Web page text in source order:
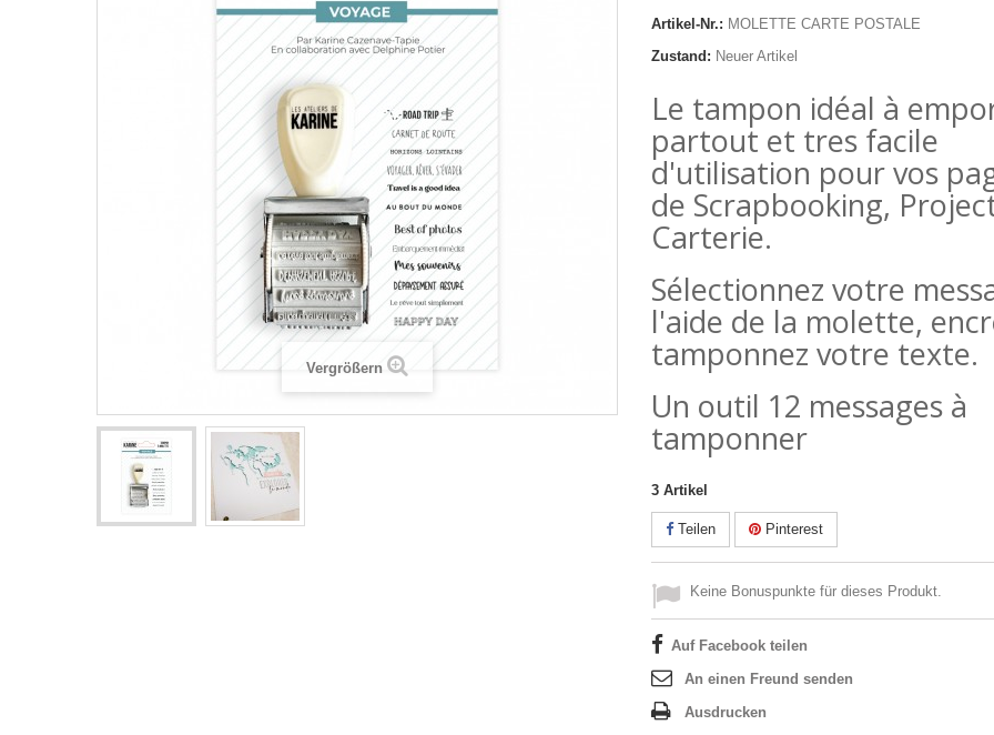
Vergrößern
Artikel-Nr.: MOLETTE CARTE POSTALE
Zustand: Neuer Artikel
Le tampon idéal à
partout et tres facile
d'utilisation pour vos
de Scrapbooking,
Carterie.
Sélectionnez votre
l'aide de la molette,
tamponnez votre texte.
Un outil 12 messages à
tamponner
3 Artikel
Teilen Pinterest
Keine Bonuspunkte für dieses Produkt.
Auf Facebook teilen
An einen Freund senden
Ausdrucken